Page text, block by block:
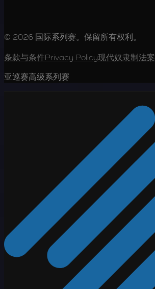
© 2026 国际系列赛。保留所有权利。
条款与条件Privacy Policy现代奴隶制法案
亚巡赛高级系列赛